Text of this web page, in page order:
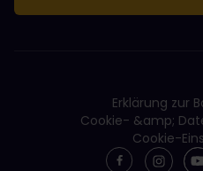
Erklärung zur
Cookie- &amp;
Cookie-